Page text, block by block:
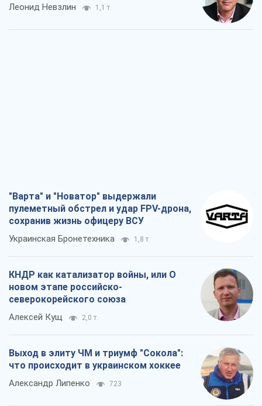
Леонид Невзлин 1,1 т.
"Варта" и "Новатор" выдержали
пулеметный обстрел и удар FPV-дрона,
сохранив жизнь офицеру ВСУ
Украинская Бронетехника 1,8 т.
КНДР как катализатор войны, или О
новом этапе российско-
северокорейского союза
Алексей Кущ 2,0 т.
Выход в элиту ЧМ и триумф "Сокола":
что происходит в украинском хоккее
Александр Липенко 723